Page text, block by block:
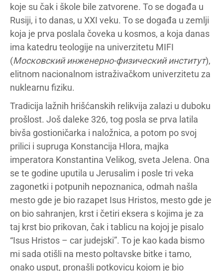
koje su čak i škole bile zatvorene. To se događa u
Rusiji, i to danas, u XXI veku. To se događa u zemlji
koja je prva poslala čoveka u kosmos, a koja danas
ima katedru teologije na univerzitetu MIFI
(Московский инженерно-физический институт),
elitnom nacionalnom istraživačkom univerzitetu za
nuklearnu fiziku.
Tradicija lažnih hrišćanskih relikvija zalazi u duboku
prošlost. Još daleke 326, tog posla se prva latila
bivša gostioničarka i naložnica, a potom po svoj
prilici i supruga Konstancija Hlora, majka
imperatora Konstantina Velikog, sveta Jelena. Ona
se te godine uputila u Jerusalim i posle tri veka
zagonetki i potpunih nepoznanica, odmah našla
mesto gde je bio razapet Isus Hristos, mesto gde je
on bio sahranjen, krst i četiri eksera s kojima je za
taj krst bio prikovan, čak i tablicu na kojoj je pisalo
“Isus Hristos – car judejski”. To je kao kada bismo
mi sada otišli na mesto poltavske bitke i tamo,
onako usput, pronašli potkovicu kojom je bio